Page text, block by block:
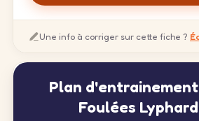
Une info à corriger sur cette fiche ?
Plan
Foulées